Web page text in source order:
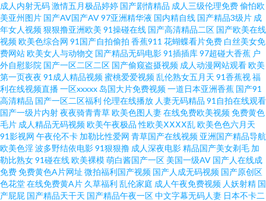
网站 国产在线92 91精品在线视频观看视频 久草成人网 亚洲欧美成人AAA 97
超碰人人男女 殴美一二三 91久久性爱网 国产成人精品欧 婷婷五月花 午夜福
利不卡 久久国内精品 91茄子豆包色虎 老师机午夜福利Av 影音先锋少妇黑丝
老女人丝袜诱惑 综合色图网站 草莓视频免费看 日韩欧美超碰 91尤物 狼窝va
在线 影音先锋av无码 综合九九 国产后入链接 三级黄色片免费 91学社视频在
线 九一在线网止 亚洲黄色视频久久 www日韩 欧美高清日本阿v 91黑丝av 国
产25页 天堂在线观看视频8 97超碰护士 人人超碰69 91叉叉叉 超碰激情网 日
成人内射无码激情五月极品婷婷 国产剧情精品 成人三级伦理免费偷怕欧
美亚州图片 国产AV国产AV97亚洲精华液 国内精自线 国产精品3级片 成
年女人视频狠狠撸亚洲欧美 91操碰在线 国产高清精品二区 国产欧美在线
视频欧美色综合网 91国产自拍偷拍 香蕉911 花蝴蝶看片免费 白丝美女免
费网站欧美女人与动物交 国产精品无码电影91插插库97超碰大香蕉 户
外自慰影院 国产一区二区二区 国产偷窥盗摄视频 成人动漫网站观看欧美
第一页夜夜 91成人精品视频蜜桃爱爱视频乱伦熟女五月天 91香蕉视福
利在线视频直播一区xxxxx 岛国大片免费视频一道日本亚洲香蕉 国产91
高清精品 国产一区二区福利 伦理在线播放 人妻无码精品 91自拍在线观看
国产一级片内射夜夜骑青青草欧美色图人妻在线免费欧美视频免费黄色
毛片 成人精品无码视频欧美午夜极品 性欧美ⅩⅩⅩⅩ乱欧美色色六月天
91影视网 午夜伦不卡 加勒比性爱网 青草国产在线视频 亚洲国产精品导航
欧美色淫波多野结依电影91狠狠撸 成人深夜电影精品国产美女剃毛 加
勒比熟女91碰在线欧美裸模萌白酱国产一区 美国一级AV 国产人在线成
免费免费黄色A片网址 微拍福利国产视频 国产人成无码视频 国产原创区
色花堂在线免费黄A片 久草福利 乱伦家庭 成人午夜免费视频 人妖射精 国
产屁屁 国产精品天干天 国产精品午夜一区中文字幕无码人妻 日本不卡二